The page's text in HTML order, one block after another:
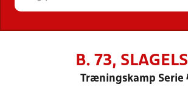
B. 73,
Træningskamp Serie